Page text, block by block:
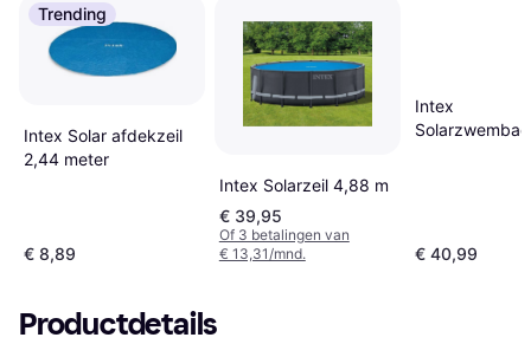
Trending
Intex Solar afdekzeil
2,44 meter
€ 8,89
Intex Solarzeil 4,88 m
€ 39,95
Of 3 betalingen van
€ 13,31/mnd.
Intex
€ 40,99
Productdetails